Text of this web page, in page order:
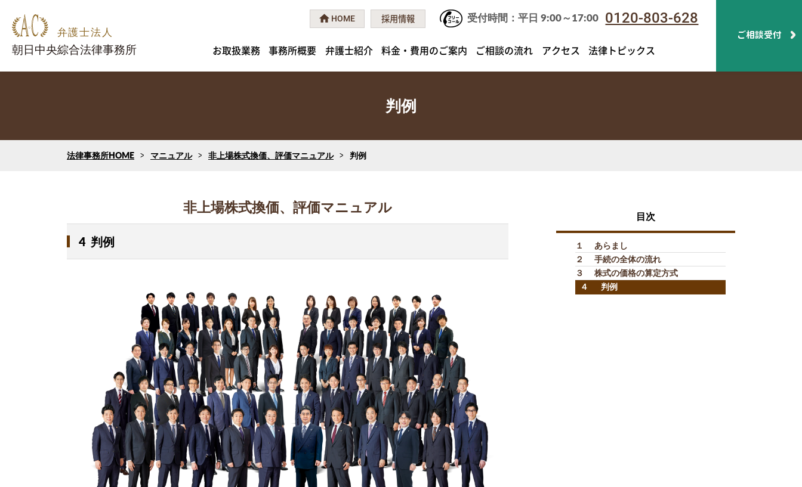
0120-803-628
受付時間：平日 9:00～17:00
HOME 採用情報
お取扱業務 事務所概要 弁護士紹介 料金・費用のご案内 ご相談の流れ アクセス 法律トピックス
ご相談受付
判例
法律事務所HOME マニュアル 非上場株式換価、評価マニュアル 判例
非上場株式換価、評価マニュアル
4 判例
目次
１
あらまし
２
手続の全体の流れ
３
株式の価格の算定方式
４
判例